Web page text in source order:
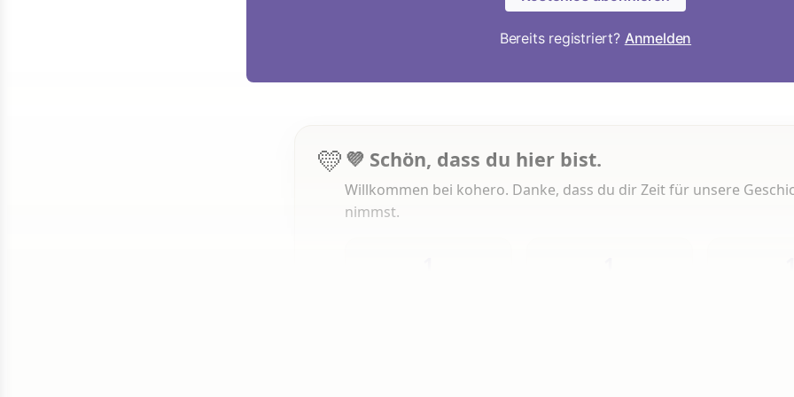
Bereits registriert? Anmelden
💛 💜 Schön, dass du hier bist.
Willkommen bei kohero. Danke, dass du dir Zeit für unsere
nimmst.